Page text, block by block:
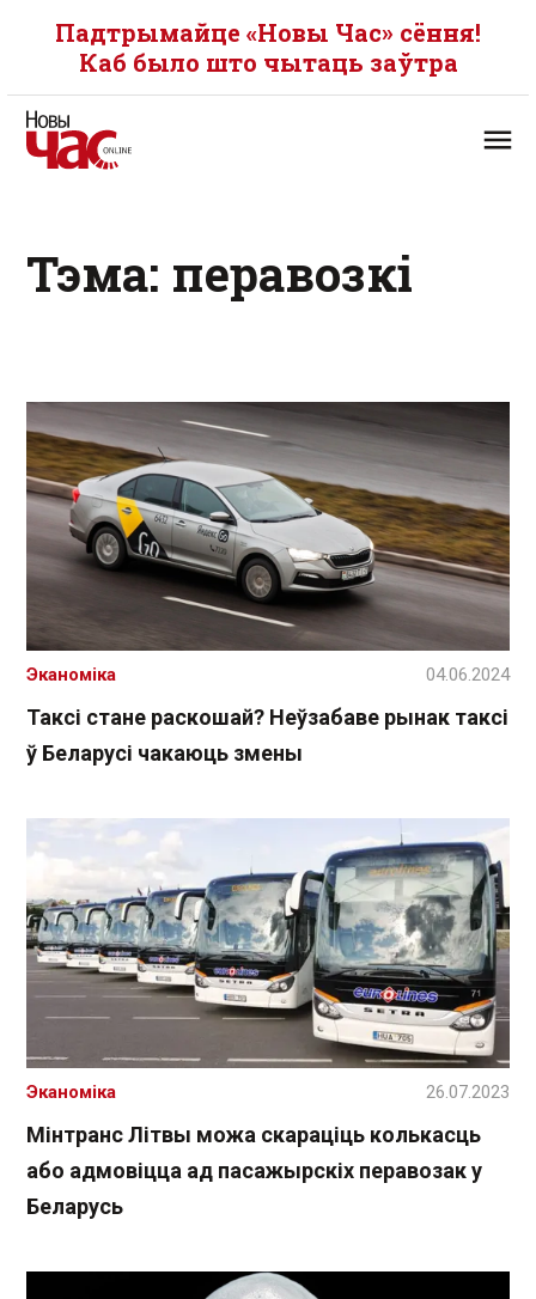
Падтрымайце «Новы Час» сёння!
Каб было што чытаць заўтра
Тэма: перавозкі
Таксі стане раскошай? Неўзабаве рынак таксі
ў Беларусі чакаюць змены
Эканоміка 04.06.2024
Мінтранс Літвы можа скараціць колькасць
або адмовіцца ад пасажырскіх перавозак у
Беларусь
Эканоміка 26.07.2023